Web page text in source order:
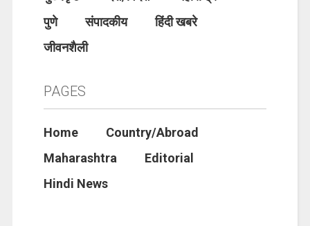
पुणे
संपादकीय
हिंदी खबरे
जीवनशैली
PAGES
Home
Country/Abroad
Maharashtra
Editorial
Hindi News